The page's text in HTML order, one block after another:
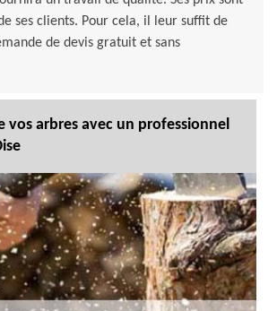
ses clients. Pour cela, il leur suffit de
de devis gratuit et sans
vos arbres avec un professionnel